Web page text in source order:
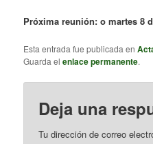
Próxima reunión: o martes 8
Esta entrada fue publicada en
Guarda elenlace permanente.
Deja una
Tu dirección de correo